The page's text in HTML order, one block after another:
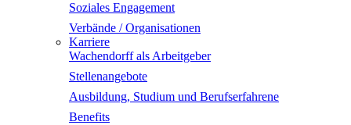
Soziales Engagement
Verbände / Organisationen
Karriere
Wachendorff als Arbeitgeber
Stellenangebote
Ausbildung, Studium und Berufserfahrene
Benefits